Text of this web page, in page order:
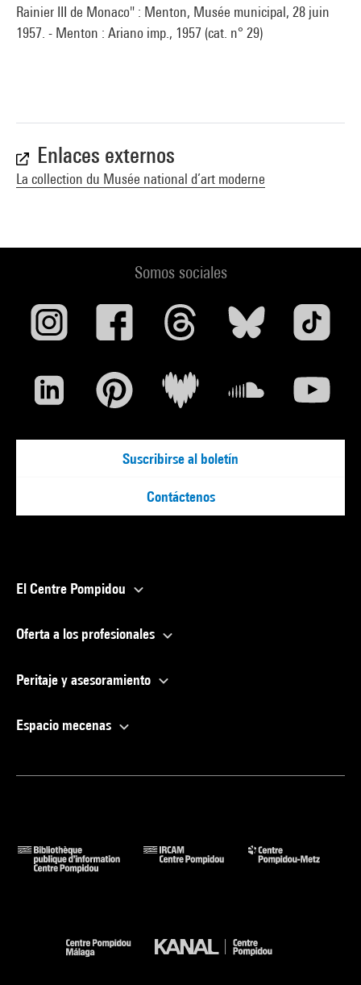
Rainier III de Monaco" : Menton, Musée municipal, 28 juin
1957. - Menton : Ariano imp., 1957 (cat. n° 29)
Enlaces externos
La collection du Musée national d’art moderne
Somos sociales
Suscribirse al boletín
Contáctenos
El Centre Pompidou
Oferta a los profesionales
Peritaje y asesoramiento
Espacio mecenas